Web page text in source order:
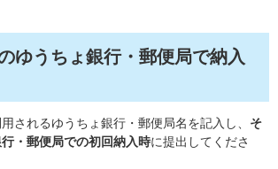
ゆうちょ銀行・郵便局で納入
されるゆうちょ銀行・郵便局名を記入し、 そ
・郵便局での初回納入時に提出してくださ